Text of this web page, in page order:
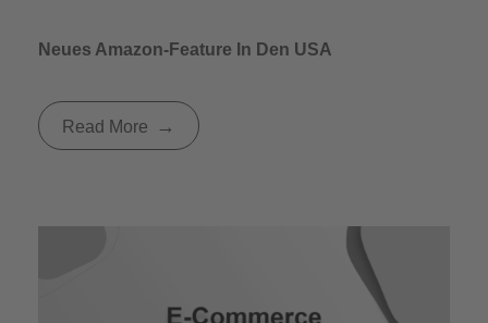
Neues Amazon-Feature In Den USA
Read More